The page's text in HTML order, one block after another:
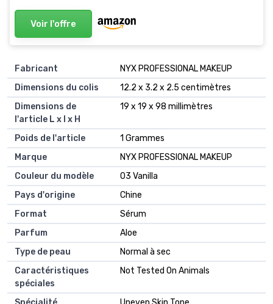
Voir l'offre
Fabricant
‎NYX PROFESSIONAL MAKEUP
Dimensions du colis
‎12.2 x 3.2 x 2.5 centimètres
Dimensions de
l'article L x l x H
‎19 x 19 x 98 millimètres
Poids de l'article
‎1 Grammes
Marque
‎NYX PROFESSIONAL MAKEUP
Couleur du modèle
‎03 Vanilla
Pays d'origine
‎Chine
Format
‎Sérum
Parfum
‎Aloe
Type de peau
‎Normal à sec
Caractéristiques
spéciales
‎Not Tested On Animals